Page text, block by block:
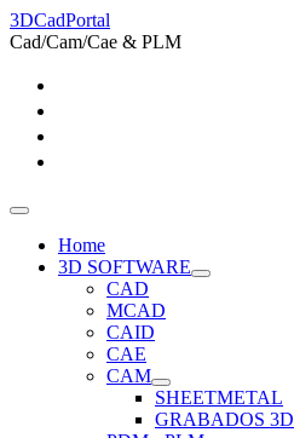
3DCadPortal
Cad/Cam/Cae & PLM
Home
3D SOFTWARE
CAD
MCAD
CAID
CAE
CAM
SHEETMETAL
GRABADOS 3D